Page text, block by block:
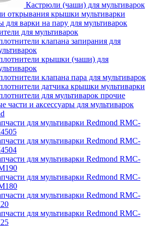
Кастрюли (чаши) для мультиварок
открывания крышки мультиварки
для варки на пару для мультиварок
для мультиварок
клапана запирания для
крышки (чаши) для
клапана пара для мультиварок
датчика крышки мультиварки
для мультиварок прочие
части и аксессуары для мультиварок
для мультиварки Redmond RMC-
для мультиварки Redmond RMC-
для мультиварки Redmond RMC-
для мультиварки Redmond RMC-
для мультиварки Redmond RMC-
для мультиварки Redmond RMC-